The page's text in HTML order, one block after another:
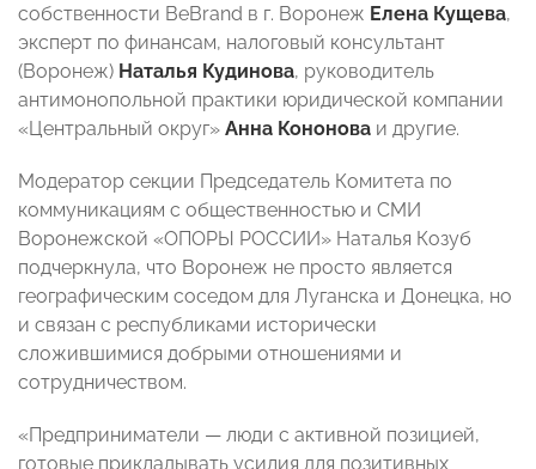
собственности BeBrand в г. Воронеж Елена Кущева,
эксперт по финансам, налоговый консультант
(Воронеж) Наталья Кудинова, руководитель
антимонопольной практики юридической компании
«Центральный округ» Анна Кононова и другие.
Модератор секции Председатель Комитета по
коммуникациям с общественностью и СМИ
Воронежской «ОПОРЫ РОССИИ» Наталья Козуб
подчеркнула, что Воронеж не просто является
географическим соседом для Луганска и Донецка, но
и связан с республиками исторически
сложившимися добрыми отношениями и
сотрудничеством.
«Предприниматели — люди с активной позицией,
готовые прикладывать усилия для позитивных